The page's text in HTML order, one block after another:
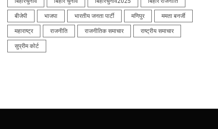
बीजेपी भाजपा भारतीय जनता पार्टी मणिपुर ममता बनर्जी
महाराष्ट्र राजनीति राजनीतिक समाचार राष्ट्रीय समाचार
सुप्रीम कोर्ट